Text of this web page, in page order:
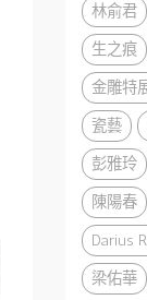
林俞君
生之痕
金雕特
瓷藝
彭雅玲
陳陽春
Darius
梁佑華